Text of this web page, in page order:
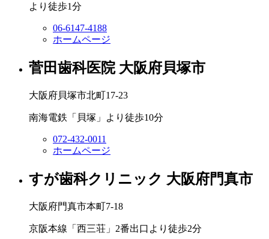
より徒歩1分
06-6147-4188
ホームページ
菅田歯科医院 大阪府貝塚市
大阪府貝塚市北町17-23
南海電鉄「貝塚」より徒歩10分
072-432-0011
ホームページ
すが歯科クリニック 大阪府門真市
大阪府門真市本町7-18
京阪本線「西三荘」2番出口より徒歩2分